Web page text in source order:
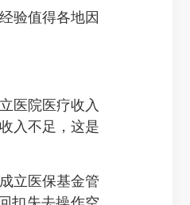
验值得各地因
医院医疗收入
入不足，这是
立医保基金管